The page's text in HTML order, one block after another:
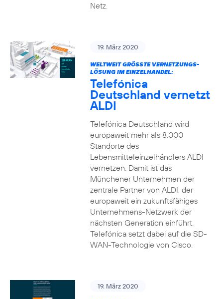
Netz.
19. März 2020
WELTWEIT GRÖSSTE VERNETZUNGS-L
ÖSUNG IM EINZELHANDEL:
Telefónica
Deutschland vernetzt
ALDI
Telefónica Deutschland wird
europaweit mehr als 8.000
Standorte des
Lebensmitteleinzelhändlers ALDI
vernetzen. Damit ist das
Münchener Unternehmen der
zentrale Partner von ALDI, der
europaweit ein zukunftsfähiges
Unternehmens-Netzwerk der
nächsten Generation einführt.
Telefónica setzt dabei auf die SD-
WAN-Technologie von Cisco.
19. März 2020